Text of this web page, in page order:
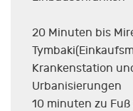
20 Minuten bis
Krankenstation
Urbanisierungen
10 minuten zu